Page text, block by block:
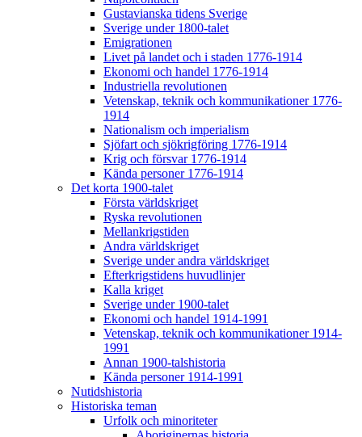
Gustavianska tidens Sverige
Sverige under 1800-talet
Emigrationen
Livet på landet och i staden 1776-1914
Ekonomi och handel 1776-1914
Industriella revolutionen
Vetenskap, teknik och kommunikationer 1776-
1914
Nationalism och imperialism
Sjöfart och sjökrigföring 1776-1914
Krig och försvar 1776-1914
Kända personer 1776-1914
Det korta 1900-talet
Första världskriget
Ryska revolutionen
Mellankrigstiden
Andra världskriget
Sverige under andra världskriget
Efterkrigstidens huvudlinjer
Kalla kriget
Sverige under 1900-talet
Ekonomi och handel 1914-1991
Vetenskap, teknik och kommunikationer 1914-
1991
Annan 1900-talshistoria
Kända personer 1914-1991
Nutidshistoria
Historiska teman
Urfolk och minoriteter